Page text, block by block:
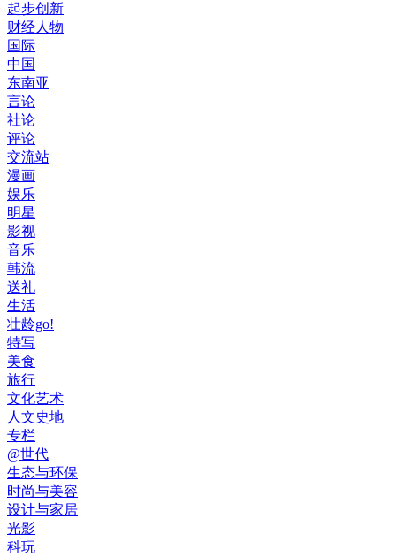
起步创新
财经人物
国际
中国
东南亚
言论
社论
评论
交流站
漫画
娱乐
明星
影视
音乐
韩流
送礼
生活
壮龄go!
特写
美食
旅行
文化艺术
人文史地
专栏
@世代
生态与环保
时尚与美容
设计与家居
光影
科玩